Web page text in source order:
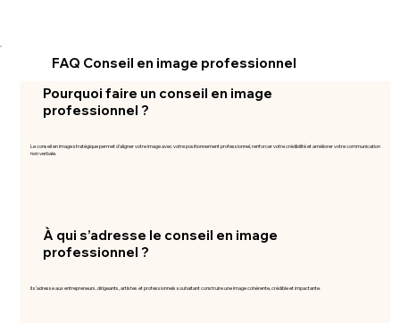
FAQ Conseil en image professionnel
Pourquoi faire un conseil en image
professionnel ?
Le conseil en image stratégique permet d’aligner votre image avec votre positionnement professionnel, renforcer votre crédibilité et améliorer votre communication
non verbale.
À qui s’adresse le conseil en image
professionnel ?
Il s’adresse aux entrepreneurs, dirigeants, artistes et professionnels souhaitant construire une image cohérente, crédible et impactante.